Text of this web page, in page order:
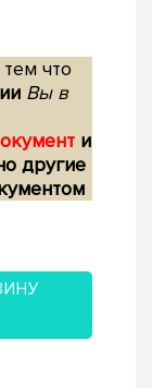
что
Вы в
и
другие